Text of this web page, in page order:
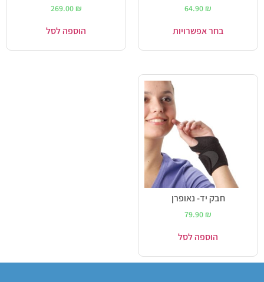
64.90 ₪
בחר אפשרויות
269.00 ₪
הוספה לסל
חבק יד- נאופרן
79.90 ₪
הוספה לסל